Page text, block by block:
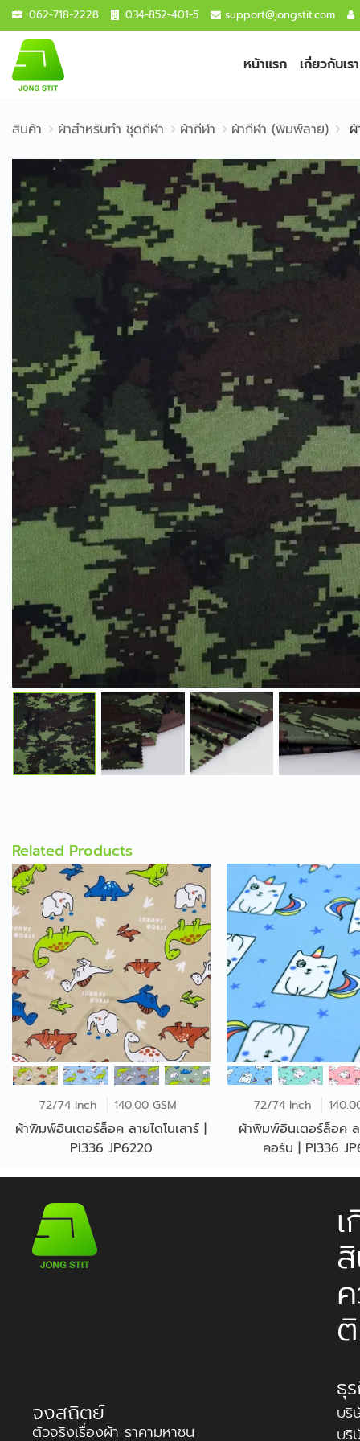
062-718-2228 034-852-401-5 support@jongstit.com
หน้าแรก เกี่ยวกับเรา
สินค้า ผ้าสำหรับทำ ชุดกีฬา ผ้ากีฬา ผ้ากีฬา (พิมพ์ลาย)
Related Products
72/74 Inch 140.00 GSM
ผ้าพิมพ์อินเตอร์ล็อค ลายไดโนเสาร์ |
PI336 JP6220
72/74 Inch
ผ้าพิมพ์อินเตอร์ล็อค
คอร์น | PI336
จงสถิตย์
ตัวจริงเรื่องผ้า ราคามหาชน
ธุ
บริ
บริ